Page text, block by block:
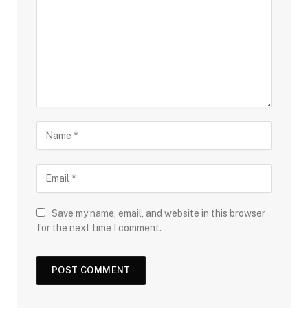
Save my name, email, and website in this browser
for the next time I comment.